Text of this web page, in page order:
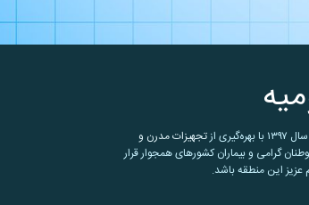
از
تجهیزات مدرن و
گرامی و بیماران کشورهای همجوار قرار
عزیز این منطقه باشد.